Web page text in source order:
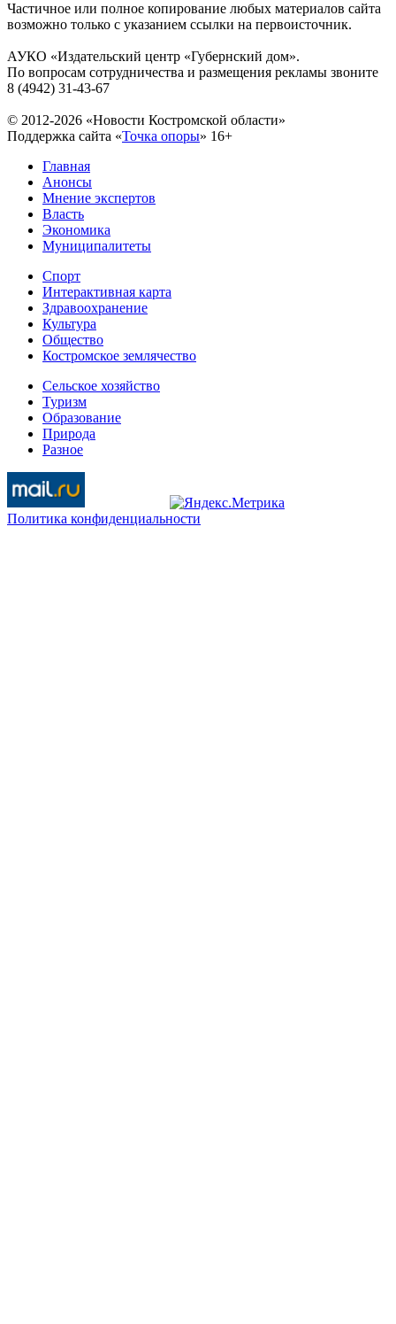
Частичное или полное копирование любых материалов сайта
возможно только с указанием ссылки на первоисточник.
АУКО «Издательский центр «Губернский дом».
По вопросам сотрудничества и размещения рекламы звоните
8 (4942) 31-43-67
© 2012-2026 «Новости Костромской области»
Поддержка сайта «Точка опоры» 16+
Главная
Анонсы
Мнение экспертов
Власть
Экономика
Муниципалитеты
Спорт
Интерактивная карта
Здравоохранение
Культура
Общество
Костромское землячество
Сельское хозяйство
Туризм
Образование
Природа
Разное
Политика конфиденциальности